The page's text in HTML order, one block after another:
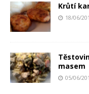
Krůtí
18/06/
masem
05/06/